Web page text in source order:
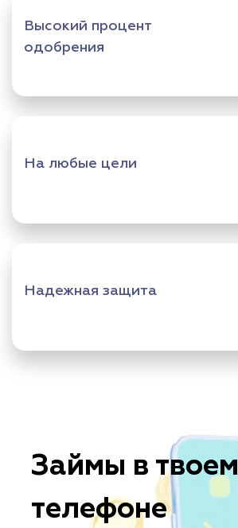
Высокий процент
одобрения
На любые цели
Надежная защита
Займы в твоем
телефоне